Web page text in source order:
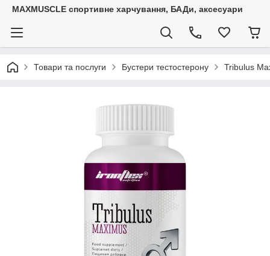
MAXMUSCLE спортивне харчування, БАДи, аксесуари
Товари та послуги Бустери тестостерону Tribulus